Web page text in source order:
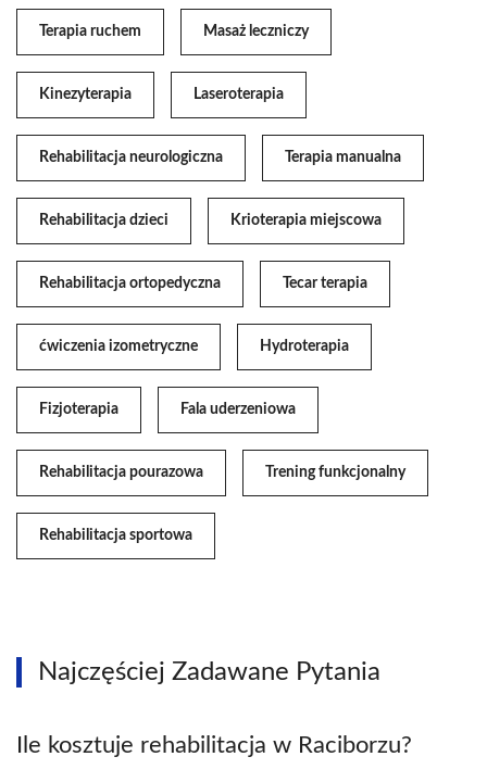
Terapia ruchem Masaż leczniczy
Kinezyterapia Laseroterapia
Rehabilitacja neurologiczna Terapia manualna
Rehabilitacja dzieci Krioterapia miejscowa
Rehabilitacja ortopedyczna Tecar terapia
ćwiczenia izometryczne Hydroterapia
Fizjoterapia Fala uderzeniowa
Rehabilitacja pourazowa Trening funkcjonalny
Rehabilitacja sportowa
Najczęściej Zadawane Pytania
Ile kosztuje rehabilitacja w Raciborzu?